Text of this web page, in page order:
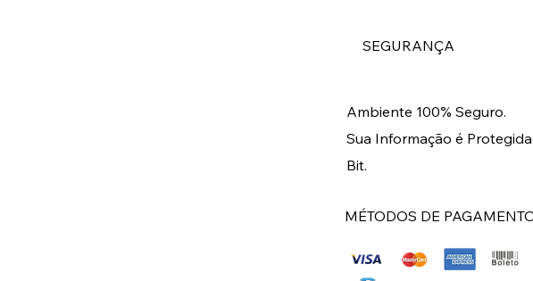
SEGURANÇA
Ambiente 100% Seguro.
Sua Informação é
Bit.
MÉTODOS DE